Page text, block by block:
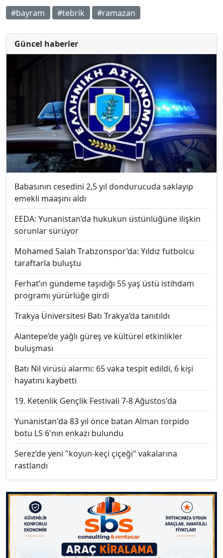
#bayram #tebrik #ramazan
Güncel haberler
Babasının cesedini 2,5 yıl dondurucuda saklayıp
emekli maaşını aldı
EEDA: Yunanistan’da hukukun üstünlüğüne ilişkin
sorunlar sürüyor
Mohamed Salah Trabzonspor’da: Yıldız futbolcu
taraftarla buluştu
Ferhat’ın gündeme taşıdığı 55 yaş üstü istihdam
programı yürürlüğe girdi
Trakya Üniversitesi Batı Trakya’da tanıtıldı
Alantepe’de yağlı güreş ve kültürel etkinlikler
buluşması
Batı Nil virüsü alarmı: 65 vaka tespit edildi, 6 kişi
hayatını kaybetti
19. Ketenlik Gençlik Festivali 7-8 Ağustos'da
Yunanistan'da 83 yıl önce batan Alman torpido
botu LS 6'nın enkazı bulundu
Serez’de yeni "koyun-keçi çiçeği" vakalarına
rastlandı